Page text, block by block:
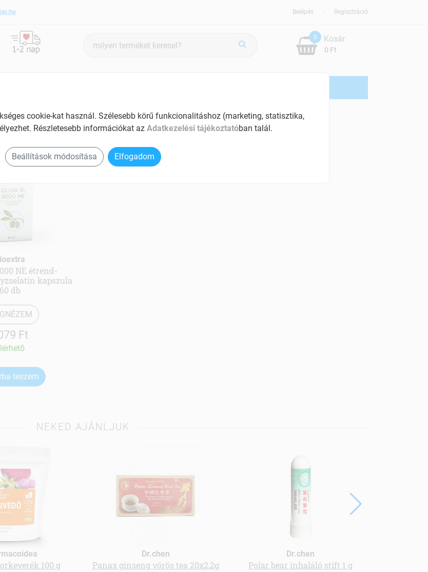
Regisztráció
Belépés
keresés
0
0 Ft
Kosár
NE étrend-
kapszula
60 db
Ft
teszem
NEKED AJÁNLJUK
100 g
Dr.chen
Panax ginseng vörös tea 20x2,2g
Dr.chen
Polar bear inhaláló stift 1 g
cookie-kat használ. Szélesebb körű funkcionalitáshoz (marketing, statisztika,
Részletesebb információkat az Adatkezelési tájékoztatóban talál.
Beállítások módosítása Elfogadom